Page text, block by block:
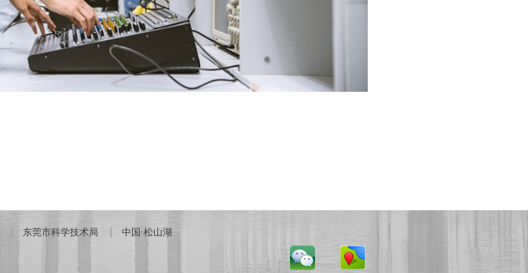
东莞市科学技术局 中国·松山湖